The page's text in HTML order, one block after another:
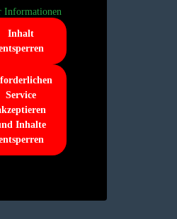
Informationen
Inhalt
Service
Inhalte